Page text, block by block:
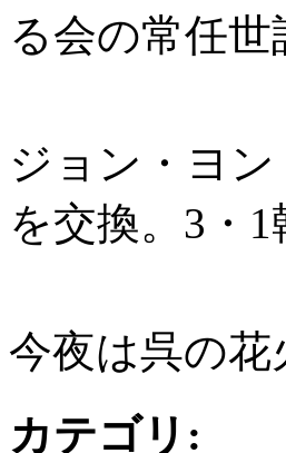
る会の常任
ジョン・ヨ
を交換。3・
今夜は呉の
カテゴリ :